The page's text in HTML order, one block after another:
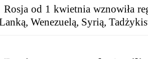
Rosja od 1 kwietnia wznowiła
Wenezuelą, Syrią,